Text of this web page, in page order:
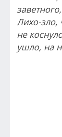
Лихо-
не
ушло, на